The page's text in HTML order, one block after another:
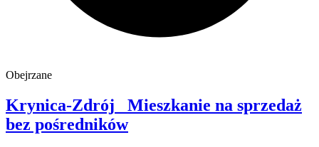
Obejrzane
Krynica-Zdrój
Mieszkanie na sprzedaż
bez pośredników